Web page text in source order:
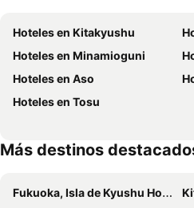
Hoteles en Kitakyushu
Hoteles en Minamioguni
Hoteles en Aso
Hoteles en Tosu
Más destinos
Fukuoka, Isla de Kyushu Hoteles